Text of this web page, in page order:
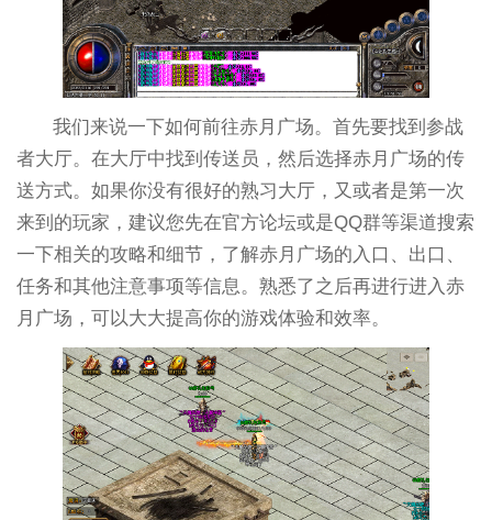
我们来说一下如何前往赤月广场。首先要找到参战
者大厅。在大厅中找到传送员，然后选择赤月广场的传
送方式。如果你没有很好的熟习大厅，又或者是第一次
来到的玩家，建议您先在官方论坛或是QQ群等渠道搜索
一下相关的攻略和细节，了解赤月广场的入口、出口、
任务和其他注意事项等信息。熟悉了之后再进行进入赤
月广场，可以大大提高你的游戏体验和效率。